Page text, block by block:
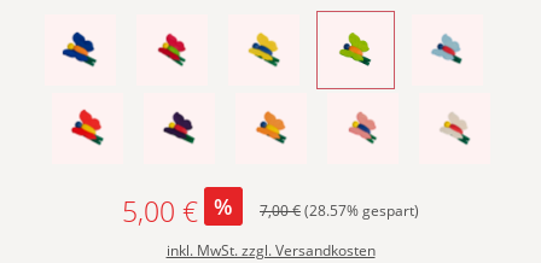
- DUNKELBLAU -- DUNKELROT -- GELB - - GRÜN - -
- HELLROT -- LILA - - ORANGE -- ROSA - - WEISS -
Verkaufspreis:
5,00 € % Regulärer Preis:
7,00 €(28.57% gespart)
inkl. MwSt. zzgl. Versandkosten